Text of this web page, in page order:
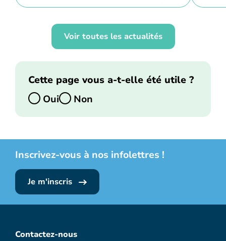
Voir toutes les actualités
Cette page vous a-t-elle été utile ?
Oui
Non
Inscrivez-vous à nos infolettres !
Je m'inscris
Contactez-nous